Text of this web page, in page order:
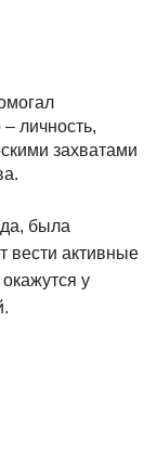
личность,
захватами
была
вести активные
у